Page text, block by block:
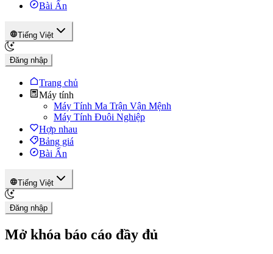
Bài Ẩn
Tiếng Việt
Đăng nhập
Trang chủ
Máy tính
Máy Tính Ma Trận Vận Mệnh
Máy Tính Đuôi Nghiệp
Hợp nhau
Bảng giá
Bài Ẩn
Tiếng Việt
Đăng nhập
Mở khóa báo cáo đầy đủ